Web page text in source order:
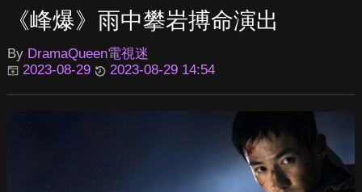
《峰爆》雨中攀岩搏命演出
By DramaQueen電視迷
2023-08-29
2023-08-29 14:54